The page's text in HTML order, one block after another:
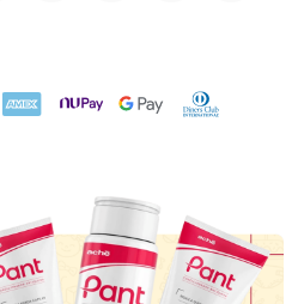
AMEX NuPay Google PayDiners Club